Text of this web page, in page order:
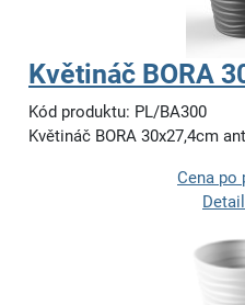
Květináč BORA
Kód produktu: PL/BA300
Květináč BORA 30x27,4cm
Cena po